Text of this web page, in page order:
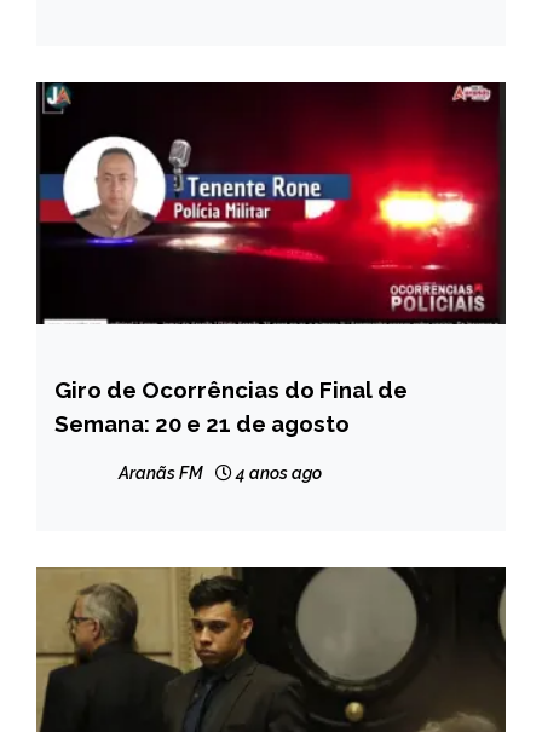
CAPELINHA
NOTÍCIAS
Giro de Ocorrências do Final de
Semana: 20 e 21 de agosto
Aranãs FM 4 anos ago